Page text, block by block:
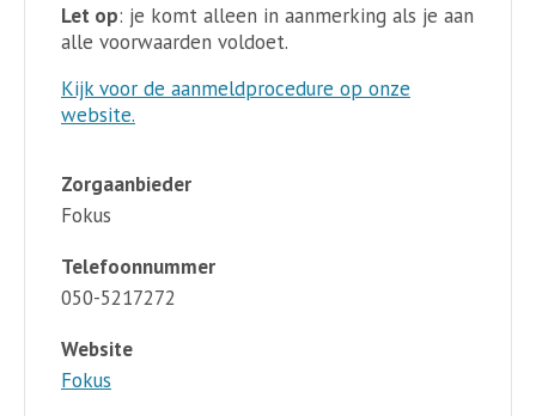
Let op: je komt alleen in aanmerking als je aan
alle voorwaarden voldoet.
Kijk voor de aanmeldprocedure op onze
website.
Zorgaanbieder
Fokus
Telefoonnummer
050-5217272
Website
Fokus